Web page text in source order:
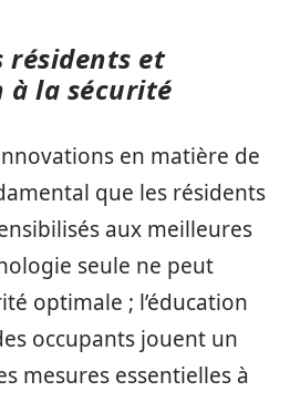
résidents et
à la sécurité
en matière de
que les résidents
aux meilleures
seule ne peut
optimale ; l’éducation
occupants jouent un
mesures essentielles à